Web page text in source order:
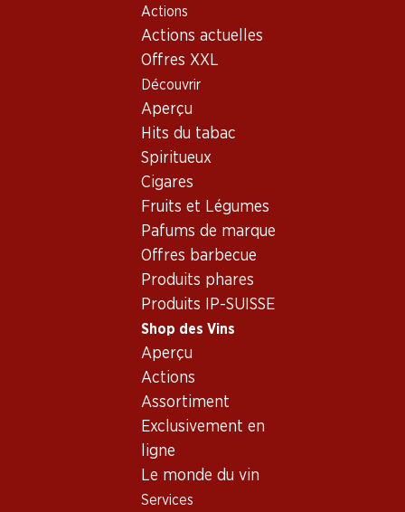
Actions
Actions actuelles
Offres XXL
Découvrir
Aperçu
Hits du tabac
Spiritueux
Cigares
Fruits et Légumes
Pafums de marque
Offres barbecue
Produits phares
Produits IP-SUISSE
Shop des Vins
Aperçu
Actions
Assortiment
Exclusivement en
ligne
Le monde du vin
Services
Shop des Vins
Malbec, France
Château Marjosse